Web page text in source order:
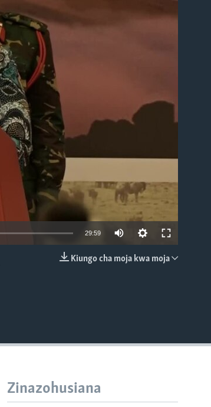
EMBED
29:59
Kiungo cha moja kwa moja
Zinazohusiana